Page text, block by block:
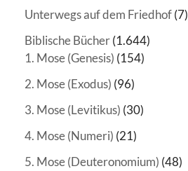
Unterwegs auf dem Friedhof(7)
Biblische Bücher(1.644)
1. Mose (Genesis) (154)
2. Mose (Exodus) (96)
3. Mose (Levitikus) (30)
4. Mose (Numeri) (21)
5. Mose (Deuteronomium) (48)